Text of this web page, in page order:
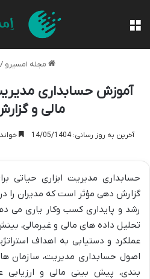
مجله امسیرو /
آموزش حسابداری
مالی و
آخرین به روز رسانی: 14/05/1404 خواندن
حسابداری مدیریت ابزاری حیاتی
گزارش دهی مؤثر است که مدیران را
رشد و پایداری کسب وکار یاری می
تحلیل داده های مالی و غیرمالی،
عملکرد و دستیابی به اهداف
اصول حسابداری مدیریت، سازمان
بندی، پیش بینی مالی و ارزیابی